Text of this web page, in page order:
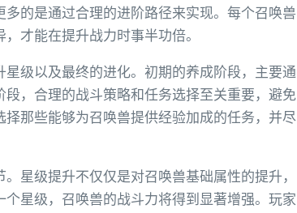
的是通过合理的进阶路径来实现。每个召唤兽
才能在提升战力时事半功倍。
级以及最终的进化。初期的养成阶段，主要通
，合理的战斗策略和任务选择至关重要，避免
那些能够为召唤兽提供经验加成的任务，并尽
星级提升不仅仅是对召唤兽基础属性的提升，
星级，召唤兽的战斗力将得到显著增强。玩家